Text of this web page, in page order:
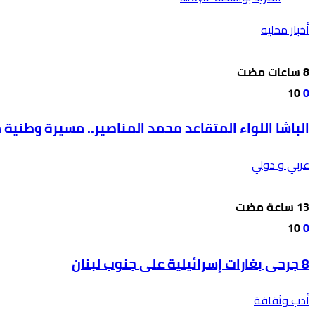
أخبار محليه
0
10
الباشا اللواء المتقاعد محمد المناصير.. مسيرة
عربي و دولي
0
10
8 جرحى بغارات إسرائيلية على جنوب لبنان
أدب وثقافة